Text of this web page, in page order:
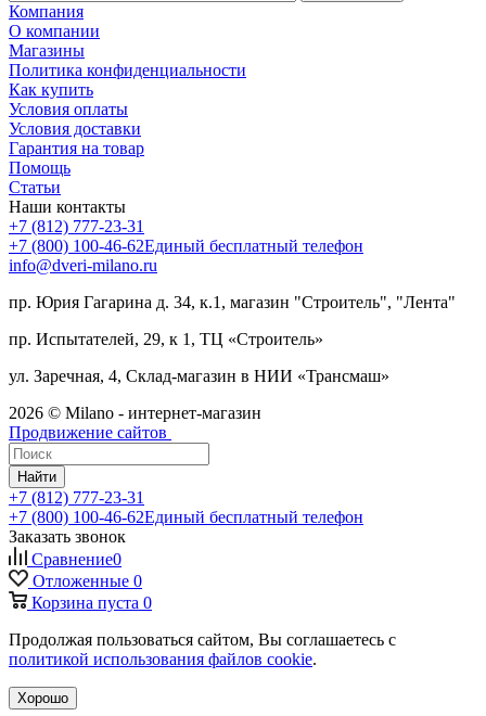
Компания
О компании
Магазины
Политика конфиденциальности
Как купить
Условия оплаты
Условия доставки
Гарантия на товар
Помощь
Статьи
Наши контакты
+7 (812) 777-23-31
+7 (800) 100-46-62Единый бесплатный телефон
info@dveri-milano.ru
пр. Юрия Гагарина д. 34, к.1, магазин "Строитель", "Лента"
пр. Испытателей, 29, к 1, ТЦ «Строитель»
ул. Заречная, 4, Склад-магазин в НИИ «Трансмаш»
2026 © Milano - интернет-магазин
Продвижение сайтов
Найти
+7 (812) 777-23-31
+7 (800) 100-46-62Единый бесплатный телефон
Заказать звонок
Сравнение0
Отложенные 0
Корзина пуста 0
Продолжая пользоваться сайтом, Вы соглашаетесь с
политикой использования файлов cookie.
Хорошо